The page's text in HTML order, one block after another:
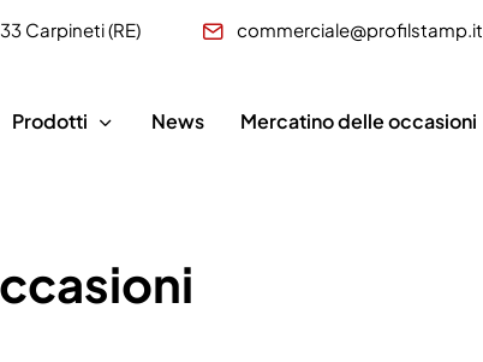
Carpineti (RE) commerciale@profilstamp.it
Prodotti News Mercatino delle occasioni